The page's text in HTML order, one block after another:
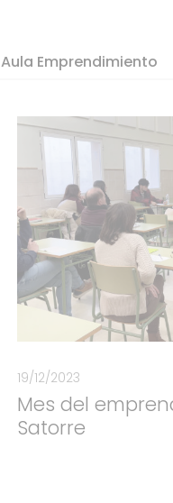
Aula Emprendimiento
19/12/2023
Mes del
Satorre